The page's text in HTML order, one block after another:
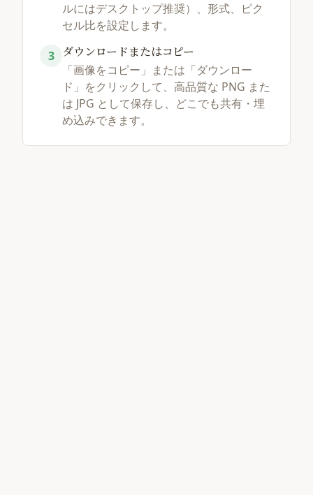
ルにはデスクトップ推奨）、形式、ピク
セル比を設定します。
3
ダウンロードまたはコピー
「画像をコピー」または「ダウンロー
ド」をクリックして、高品質な PNG また
は JPG として保存し、どこでも共有・埋
め込みできます。